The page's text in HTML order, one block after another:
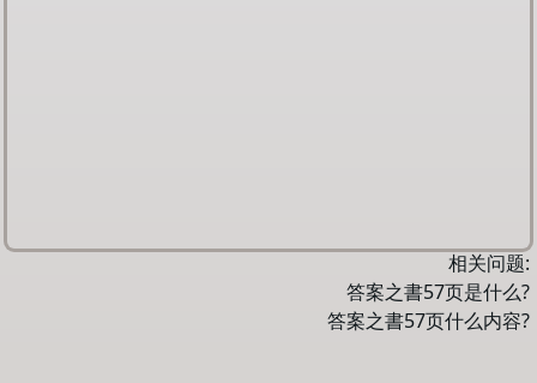
相关问题:
答案之書57页是什么?
答案之書57页什么内容?